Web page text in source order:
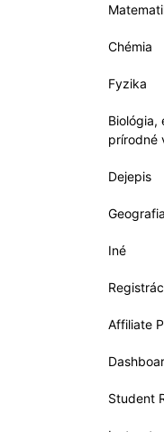
Chémia
Fyzika
Biológia,
prírodné
Dejepis
Geografia
Iné
Affiliate
Student